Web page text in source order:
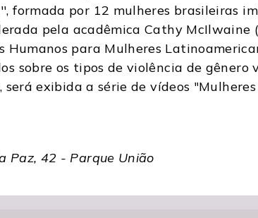
formada por 12 mulheres brasileiras
pela acadêmica Cathy McIlwaine
para Mulheres
sobre os tipos de violência de gênero
exibida a série de vídeos
Paz, 42 - Parque União